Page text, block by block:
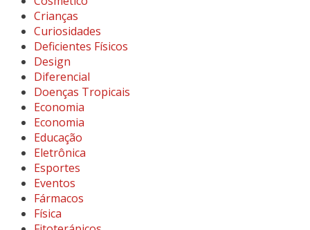
Crianças
Curiosidades
Deficientes Físicos
Design
Diferencial
Doenças Tropicais
Economia
Economia
Educação
Eletrônica
Esportes
Eventos
Fármacos
Física